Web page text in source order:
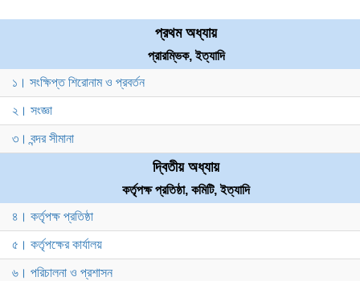
প্রথম অধ্যায়
প্রারম্ভিক, ইত্যাদি
১। সংক্ষিপ্ত শিরোনাম ও প্রবর্তন
২। সংজ্ঞা
৩। বন্দর সীমানা
দ্বিতীয় অধ্যায়
কর্তৃপক্ষ প্রতিষ্ঠা, কমিটি, ইত্যাদি
৪। কর্তৃপক্ষ প্রতিষ্ঠা
৫। কর্তৃপক্ষের কার্যালয়
৬। পরিচালনা ও প্রশাসন